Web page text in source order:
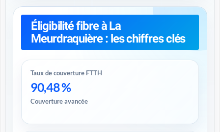
Éligibilité fibre à La
Meurdraquière : les chiffres clés
Taux de couverture FTTH
90,48 %
Couverture avancée